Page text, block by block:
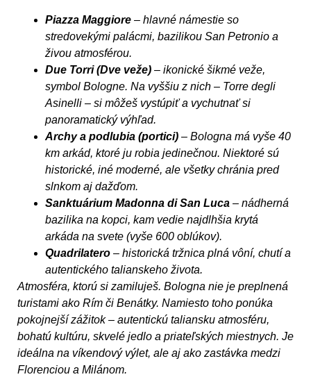
Piazza Maggiore – hlavné námestie so
stredovekými palácmi, bazilikou San Petronio a
živou atmosférou.
Due Torri (Dve veže) – ikonické šikmé veže,
symbol Bologne. Na vyššiu z nich – Torre degli
Asinelli – si môžeš vystúpiť a vychutnať si
panoramatický výhľad.
Archy a podlubia (portici) – Bologna má vyše 40
km arkád, ktoré ju robia jedinečnou. Niektoré sú
historické, iné moderné, ale všetky chránia pred
slnkom aj dažďom.
Sanktuárium Madonna di San Luca – nádherná
bazilika na kopci, kam vedie najdlhšia krytá
arkáda na svete (vyše 600 oblúkov).
Quadrilatero – historická tržnica plná vôní, chutí a
autentického talianskeho života.
Atmosféra, ktorú si zamiluješ. Bologna nie je preplnená
turistami ako Rím či Benátky. Namiesto toho ponúka
pokojnejší zážitok – autentickú taliansku atmosféru,
bohatú kultúru, skvelé jedlo a priateľských miestnych. Je
ideálna na víkendový výlet, ale aj ako zastávka medzi
Florenciou a Milánom.